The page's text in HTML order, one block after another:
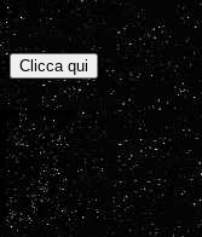
Clicca qui